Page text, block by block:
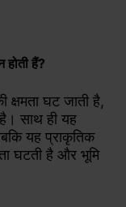
होती हैं?
घट जाती है,
साथ ही यह
यह प्राकृतिक
घटती है और भूमि